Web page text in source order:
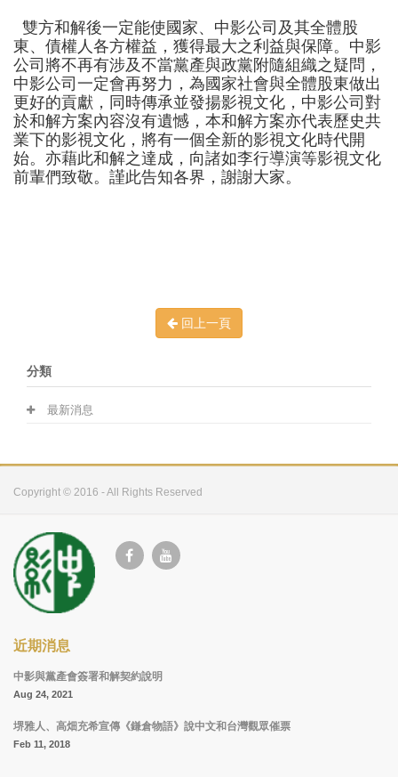
雙方和解後一定能使國家、 中影公司及其全體股
東、債權人各方權益，獲得最大之利益與保障。 中影
公司將不再有涉及不當黨產與政黨附隨組織之疑問，
中影公司一定會再努力，為國家社會與全體股東做出
更好的貢獻，同時傳承並發揚影視文化， 中影公司對
於和解方案內容沒有遺憾，本和解方案亦代表歷史共
業下的影視文化，將有一個全新的影視文化時代開
始。 亦藉此和解之達成， 向諸如李行導演等影視文化
前輩們致敬。 謹此告知各界， 謝謝大家。
回上一頁
分類
最新消息
Copyright © 2016 - All Rights Reserved
近期消息
中影與黨產會簽署和解契約說明
Aug 24, 2021
堺雅人、高畑充希宣傳《鎌倉物語》說中文和台灣觀眾催票
Feb 11, 2018